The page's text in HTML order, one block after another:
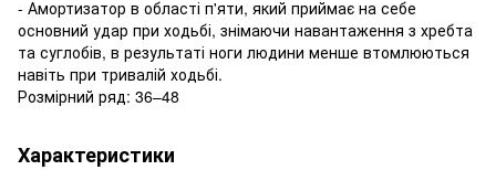
- Амортизатор в області п'яти, який приймає на себе
основний удар при ходьбі, знімаючи навантаження з хребта
та суглобів, в результаті ноги людини менше втомлюються
навіть при тривалій ходьбі.
Розмірний ряд: 36–48
Характеристики